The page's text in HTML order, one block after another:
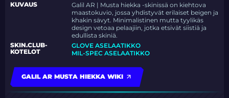
KUVAUS
Galil AR | Musta hiekka -skinissä on kiehtova
maastokuvio, jossa yhdistyvät erilaiset beigen ja
khakin sävyt. Minimalistinen mutta tyylikäs
design vetoaa pelaajiin, jotka etsivät siistiä ja
edullista skiniä.
SKIN.CLUB-
KOTELOT
GLOVE ASELAATIKKO
MIL-SPEC ASELAATIKKO
GALIL AR MUSTA HIEKKA WIKI